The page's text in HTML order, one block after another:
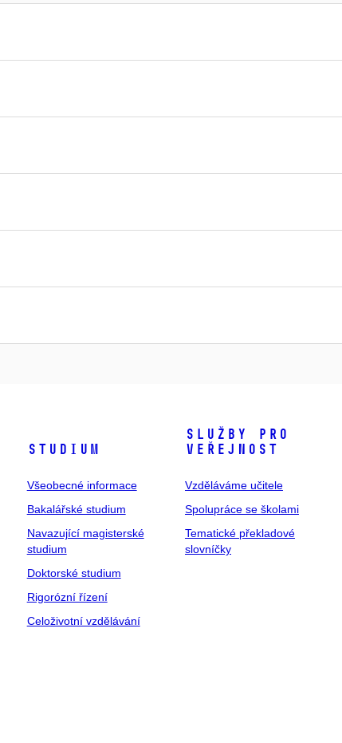
Studium
Všeobecné informace
Bakalářské studium
Navazující magisterské
studium
Doktorské studium
Rigorózní řízení
Celoživotní vzdělávání
Služby pro
veřejnost
Vzděláváme učitele
Spolupráce se školami
Tematické překladové
slovníčky